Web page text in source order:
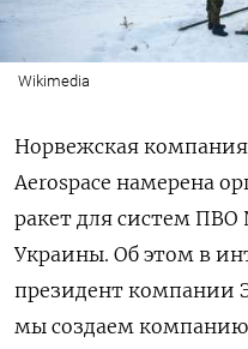
Wikimedia
Норвежская компания
Aerospace намерена
ракет для систем ПВО
Украины. Об этом в
президент компании
мы создаем